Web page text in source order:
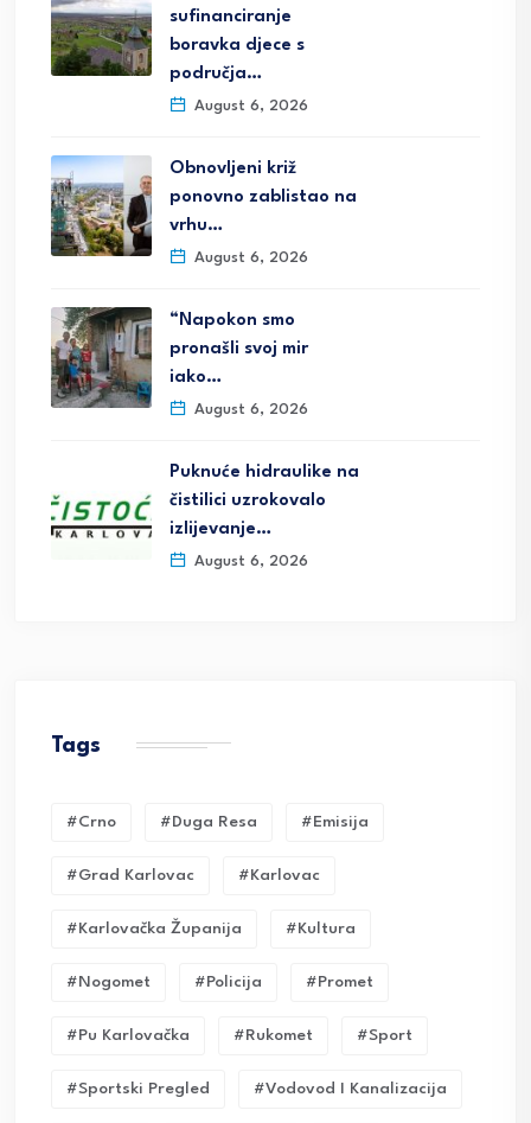
sufinanciranje
boravka djece s
područja…
August 6, 2026
Obnovljeni križ
ponovno zablistao na
vrhu…
August 6, 2026
“Napokon smo
pronašli svoj mir
iako…
August 6, 2026
Puknuće hidraulike na
čistilici uzrokovalo
izlijevanje…
August 6, 2026
Tags
#crno #duga Resa #emisija
#grad Karlovac #karlovac
#karlovačka Županija #kultura
#nogomet #policija #promet
#pu Karlovačka #rukomet #sport
#sportski Pregled #vodovod I Kanalizacija